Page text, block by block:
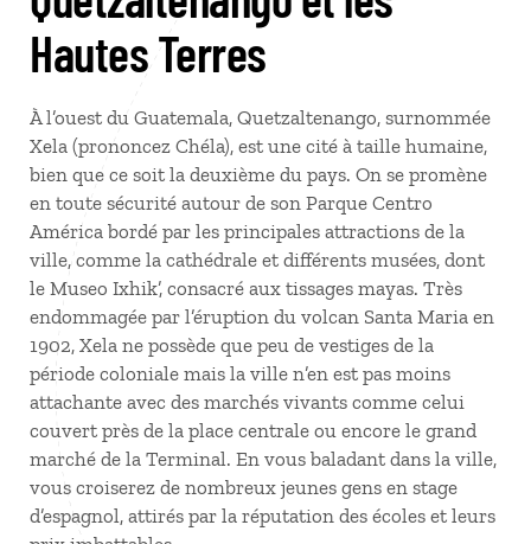
Hautes Terres
À l’ouest du Guatemala, Quetzaltenango, surnommée
Xela (prononcez Chéla), est une cité à taille humaine,
bien que ce soit la deuxième du pays. On se promène
en toute sécurité autour de son Parque Centro
América bordé par les principales attractions de la
ville, comme la cathédrale et différents musées, dont
le Museo Ixhik’, consacré aux tissages mayas. Très
endommagée par l’éruption du volcan Santa Maria en
1902, Xela ne possède que peu de vestiges de la
période coloniale mais la ville n’en est pas moins
attachante avec des marchés vivants comme celui
couvert près de la place centrale ou encore le grand
marché de la Terminal. En vous baladant dans la ville,
vous croiserez de nombreux jeunes gens en stage
d’espagnol, attirés par la réputation des écoles et leurs